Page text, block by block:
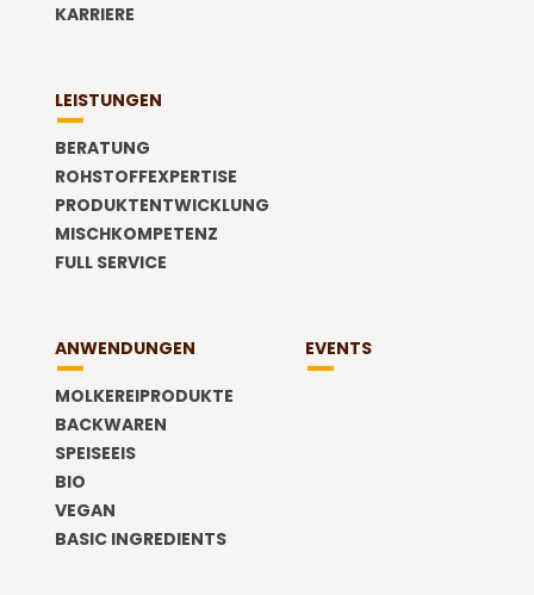
KARRIERE
LEISTUNGEN
BERATUNG
ROHSTOFFEXPERTISE
PRODUKTENTWICKLUNG
MISCHKOMPETENZ
FULL SERVICE
ANWENDUNGEN
MOLKEREIPRODUKTE
BACKWAREN
SPEISEEIS
BIO
VEGAN
BASIC INGREDIENTS
EVENTS